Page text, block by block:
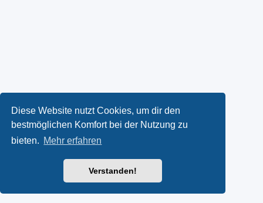
Diese Website nutzt Cookies, um dir den
bestmöglichen Komfort bei der Nutzung zu
bieten. Mehr erfahren
Verstanden!